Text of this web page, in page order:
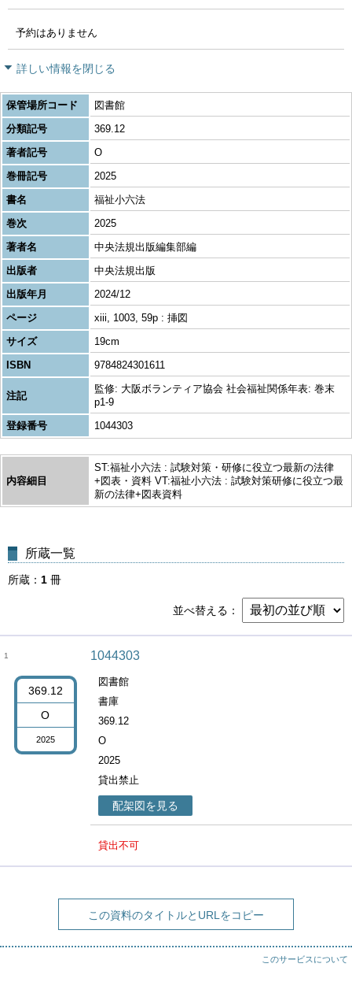
予約はありません
詳しい情報を閉じる
保管場所コード
図書館
分類記号
369.12
著者記号
O
巻冊記号
2025
書名
福祉小六法
巻次
2025
著者名
中央法規出版編集部編
出版者
中央法規出版
出版年月
2024/12
ページ
xiii, 1003, 59p : 挿図
サイズ
19cm
ISBN
9784824301611
注記
監修: 大阪ボランティア協会 社会福祉関係年表: 巻末
p1-9
登録番号
1044303
内容細目
ST:福祉小六法 : 試験対策・研修に役立つ最新の法律
+図表・資料 VT:福祉小六法 : 試験対策研修に役立つ最
新の法律+図表資料
所蔵一覧
所蔵 1 冊
並べ替える
1
369.12
O
2025
1044303
図書館
書庫
369.12
O
2025
貸出禁止
配架図を見る
貸出不可
この資料のタイトルとURLをコピー
このサービスについて